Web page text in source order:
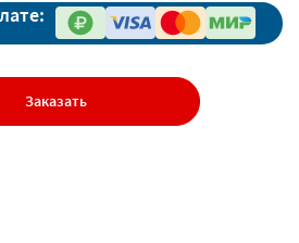
Заказать